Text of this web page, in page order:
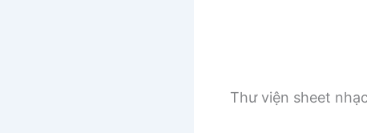
Thư viện sheet